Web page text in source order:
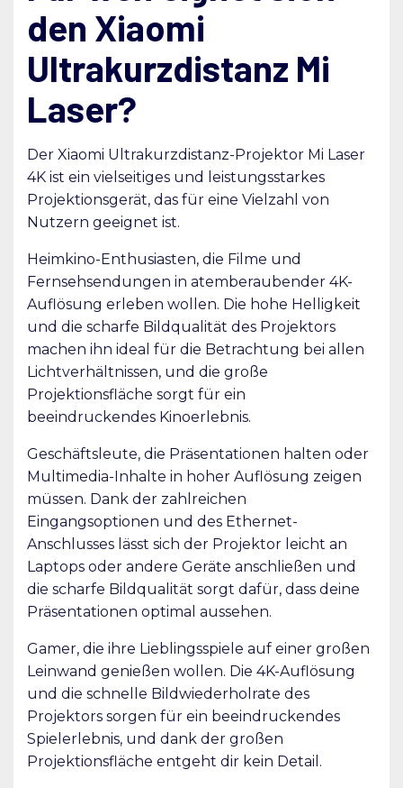
den Xiaomi
Ultrakurzdistanz Mi
Laser?
Der Xiaomi Ultrakurzdistanz-Projektor Mi Laser
4K ist ein vielseitiges und leistungsstarkes
Projektionsgerät, das für eine Vielzahl von
Nutzern geeignet ist.
Heimkino-Enthusiasten, die Filme und
Fernsehsendungen in atemberaubender 4K-
Auflösung erleben wollen. Die hohe Helligkeit
und die scharfe Bildqualität des Projektors
machen ihn ideal für die Betrachtung bei allen
Lichtverhältnissen, und die große
Projektionsfläche sorgt für ein
beeindruckendes Kinoerlebnis.
Geschäftsleute, die Präsentationen halten oder
Multimedia-Inhalte in hoher Auflösung zeigen
müssen. Dank der zahlreichen
Eingangsoptionen und des Ethernet-
Anschlusses lässt sich der Projektor leicht an
Laptops oder andere Geräte anschließen und
die scharfe Bildqualität sorgt dafür, dass deine
Präsentationen optimal aussehen.
Gamer, die ihre Lieblingsspiele auf einer großen
Leinwand genießen wollen. Die 4K-Auflösung
und die schnelle Bildwiederholrate des
Projektors sorgen für ein beeindruckendes
Spielerlebnis, und dank der großen
Projektionsfläche entgeht dir kein Detail.